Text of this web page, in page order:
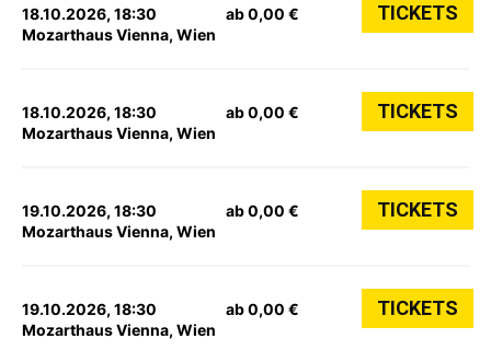
18.10.2026, 18:30
Mozarthaus Vienna, Wien
ab 0,00 € TICKETS
18.10.2026, 18:30
Mozarthaus Vienna, Wien
ab 0,00 € TICKETS
19.10.2026, 18:30
Mozarthaus Vienna, Wien
ab 0,00 € TICKETS
19.10.2026, 18:30
Mozarthaus Vienna, Wien
ab 0,00 € TICKETS